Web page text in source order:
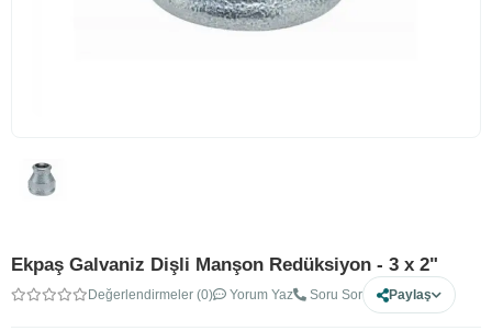
Ekpaş Galvaniz Dişli Manşon Redüksiyon - 3 x 2"
Değerlendirmeler (0) Yorum Yaz Soru Sor Paylaş